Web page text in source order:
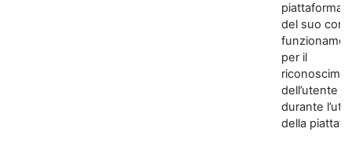
piattaforma
del suo
per il
dell’utente
durante
della